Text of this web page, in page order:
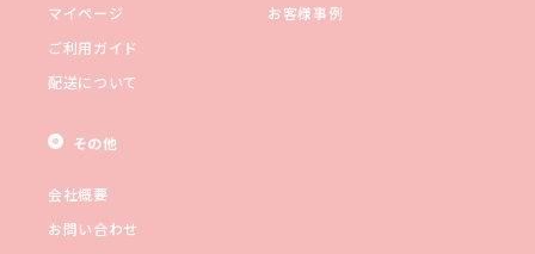
マイページ
ご利用ガイド
配送について
お客様事例
その他
会社概要
お問い合わせ